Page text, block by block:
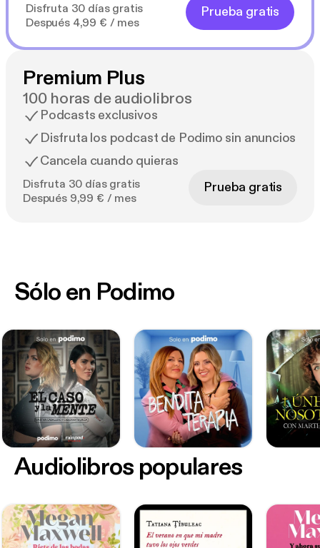
Disfruta 30 días gratis
Después 4,99 € / mes
Prueba gratis
Premium Plus
100 horas de audiolibros
Podcasts exclusivos
Disfruta los podcast de Podimo sin anuncios
Cancela cuando quieras
Disfruta 30 días gratis
Después 9,99 € / mes
Prueba gratis
Sólo en Podimo
Audiolibros populares